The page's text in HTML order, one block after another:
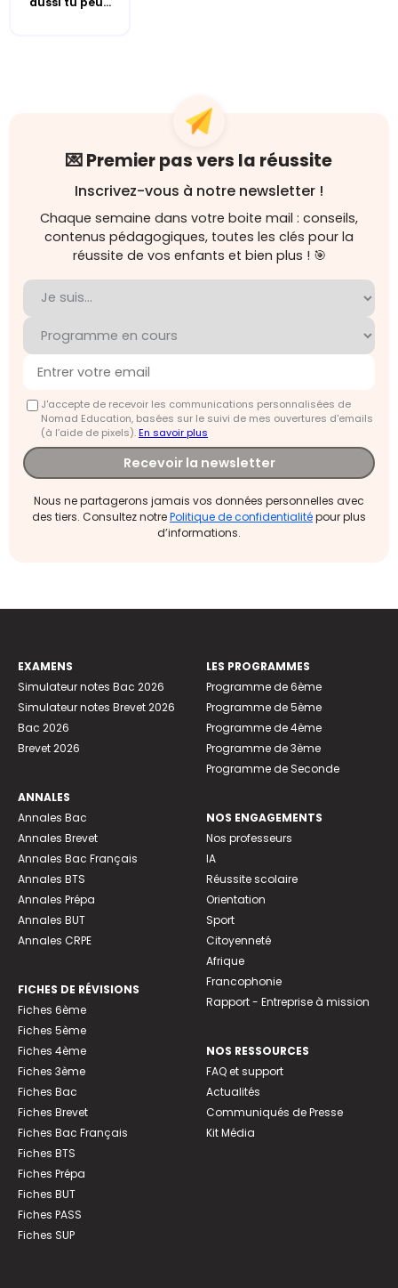
💌 Premier pas vers la réussite
Inscrivez-vous à notre newsletter !
Chaque semaine dans votre boite mail : conseils,
contenus pédagogiques, toutes les clés pour la
réussite de vos enfants et bien plus ! 🎯
J'accepte de recevoir les communications personnalisées de
Nomad Education, basées sur le suivi de mes ouvertures d'emails
(à l’aide de pixels).En savoir plus
Recevoir la newsletter
Nous ne partagerons jamais vos données personnelles avec
des tiers. Consultez notrePolitique de confidentialitépour plus
d’informations.
EXAMENS
Simulateur notes Bac 2026
Simulateur notes Brevet 2026
Bac 2026
Brevet 2026
ANNALES
Annales Bac
Annales Brevet
Annales Bac Français
Annales BTS
Annales Prépa
Annales BUT
Annales CRPE
FICHES DE RÉVISIONS
Fiches 6ème
Fiches 5ème
Fiches 4ème
Fiches 3ème
Fiches Bac
Fiches Brevet
Fiches Bac Français
Fiches BTS
Fiches Prépa
Fiches BUT
Fiches PASS
Fiches SUP
LES PROGRAMMES
Programme de 6ème
Programme de 5ème
Programme de 4ème
Programme de 3ème
Programme de Seconde
NOS ENGAGEMENTS
Nos professeurs
IA
Réussite scolaire
Orientation
Sport
Citoyenneté
Afrique
Francophonie
Rapport - Entreprise à mission
NOS RESSOURCES
FAQ et support
Actualités
Communiqués de Presse
Kit Média